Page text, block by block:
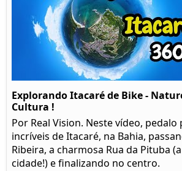
Explorando Itacaré de Bike -
Cultura !
Por Real Vision. Neste vídeo, pedalo
incríveis de Itacaré, na Bahia,
Ribeira, a charmosa Rua da Pituba
cidade!) e finalizando no centro.